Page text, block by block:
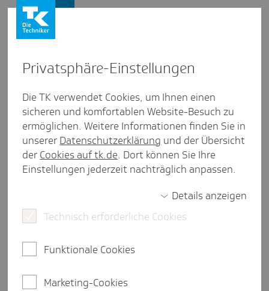
Klima­wandel und Psyche: "Fünf
Fragen an ..." Roman Rudyk
Inter­view aus Nieder­sachsen
Der Klimawandel ist allgegenwärtig und kann auch
Roman Rudyk, Präsident der
spricht im Interview über die Bedeutung des
Presse und Politik Gesund leben
Privat­sphäre-Einstel­lungen
Die TK verwendet Cookies, um Ihnen einen
sicheren und komfortablen Website-Besuch zu
ermöglichen. Weitere Informationen finden Sie in
unserer Datenschutzerklärung und der Übersicht
der Cookies auf tk.de. Dort können Sie Ihre
Einstellungen jederzeit nachträglich anpassen.
Details anzeigen
Technisch erforderliche Cookies
Funktionale Cookies
Marketing-Cookies